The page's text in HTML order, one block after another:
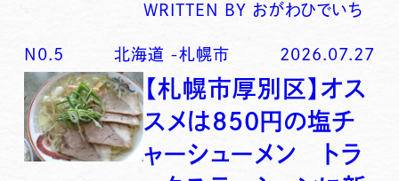
WRITTEN BY おがわひでいち
N0. 5 北海道 -札幌市 2026.07.27
【札幌市厚別区】オス
スメは850円の塩チ
ャーシューメン トラ